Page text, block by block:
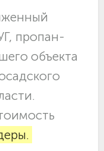
пропан-
объекта